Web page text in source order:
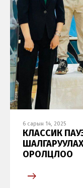
6 сарын 14, 2025
КЛАССИК
ОРОЛЦЛОО